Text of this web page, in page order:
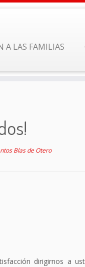
A LAS FAMILIAS
Blas de Otero
dirigirnos a